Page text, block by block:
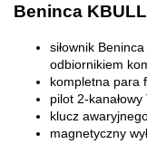
Beninca
siłownik
odbiornikiem
kompletna para
pilot 2-
klucz
magnetyczny